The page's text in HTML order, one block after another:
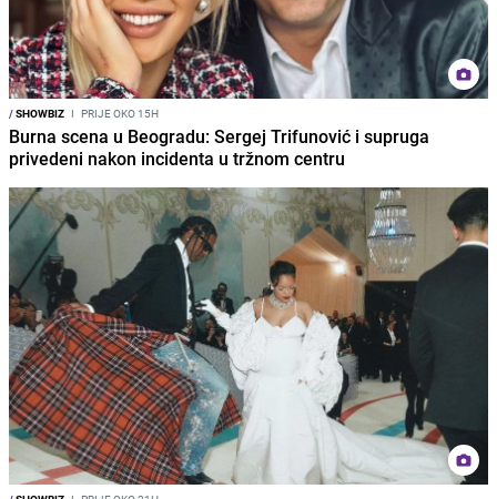
/SHOWBIZ I PRIJE OKO 15H
Burna scena u Beogradu: Sergej Trifunović i supruga
privedeni nakon incidenta u tržnom centru